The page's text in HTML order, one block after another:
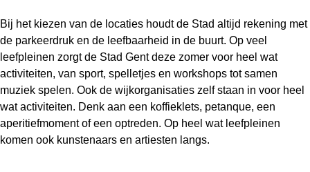
Bij het kiezen van de locaties houdt de Stad altijd rekening met
de parkeerdruk en de leefbaarheid in de buurt. Op veel
leefpleinen zorgt de Stad Gent deze zomer voor heel wat
activiteiten, van sport, spelletjes en workshops tot samen
muziek spelen. Ook de wijkorganisaties zelf staan in voor heel
wat activiteiten. Denk aan een koffieklets, petanque, een
aperitiefmoment of een optreden. Op heel wat leefpleinen
komen ook kunstenaars en artiesten langs.